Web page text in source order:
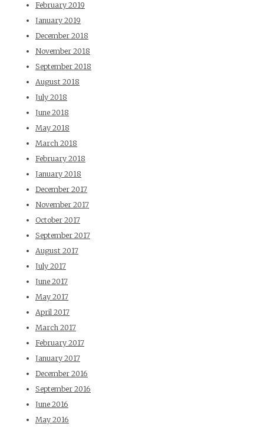
February 2019
January 2019
December 2018
November 2018
September 2018
August 2018
July 2018
June 2018
May 2018
March 2018
February 2018
January 2018
December 2017
November 2017
October 2017
September 2017
August 2017
July 2017
June 2017
May 2017
April 2017
March 2017
February 2017
January 2017
December 2016
September 2016
June 2016
May 2016